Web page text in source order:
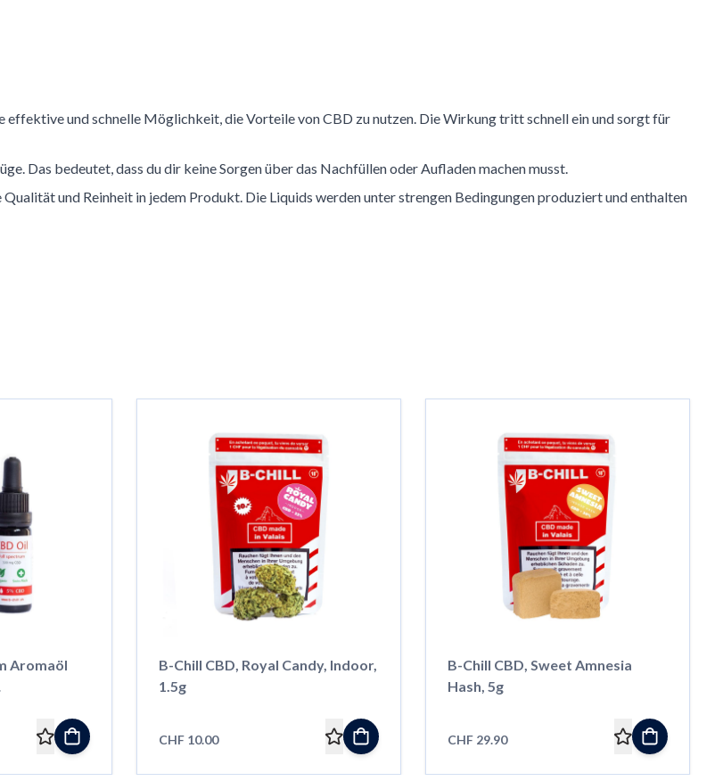
effektive und schnelle Möglichkeit, die Vorteile von CBD zu nutzen. Die Wirkung tritt schnell ein und sorgt für
Das bedeutet, dass du dir keine Sorgen über das Nachfüllen oder Aufladen machen musst.
und Reinheit in jedem Produkt. Die Liquids werden unter strengen Bedingungen produziert und enthalten
Aromaöl
B-Chill CBD, Royal Candy, Indoor,
1.5g
CHF 10.00
B-Chill CBD, Sweet Amnesia
Hash, 5g
CHF 29.90